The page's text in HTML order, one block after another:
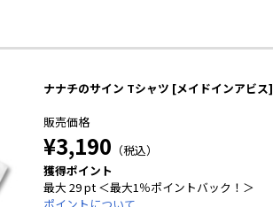
ナナチのサイン Tシャツ [メイドインアビス]
販売価格
¥3,190 （税込）
獲得ポイント
最大 29 pt ＜最大1％ポイントバック！＞